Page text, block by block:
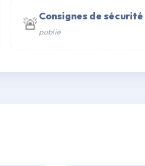
🚨 Consignes de sécurité
publié